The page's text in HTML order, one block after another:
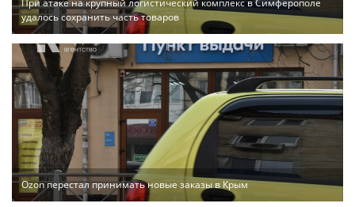
При атаке на крупный логистический комплекс в Симферополе
удалось сохранить часть товаров
Ozon перестал принимать новые заказы в Крым